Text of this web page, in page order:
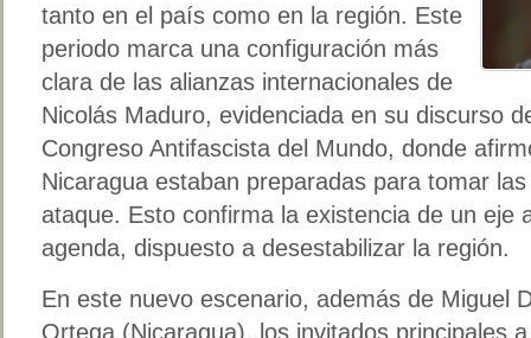
tanto en el país como en la región. Este
periodo marca una configuración más
clara de las alianzas internacionales de
Nicolás Maduro, evidenciada en su discurso
Congreso Antifascista del Mundo, donde
Nicaragua estaban preparadas para tomar
ataque. Esto confirma la existencia de un eje
agenda, dispuesto a desestabilizar la región.
En este nuevo escenario, además de Miguel
Ortega (Nicaragua), los invitados principales